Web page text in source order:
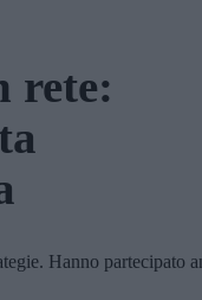
rete:
Hanno partecipato